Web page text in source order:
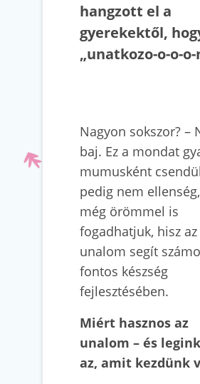
hangzott el a
gyerekektől,
„unatkozo-o-o-o-
Nagyon sokszor? –
baj. Ez a mondat
mumusként
pedig nem
még örömmel is
fogadhatjuk, hisz az
unalom segít
fontos készség
fejlesztésében.
Miért hasznos az
unalom – és
az, amit kezdünk